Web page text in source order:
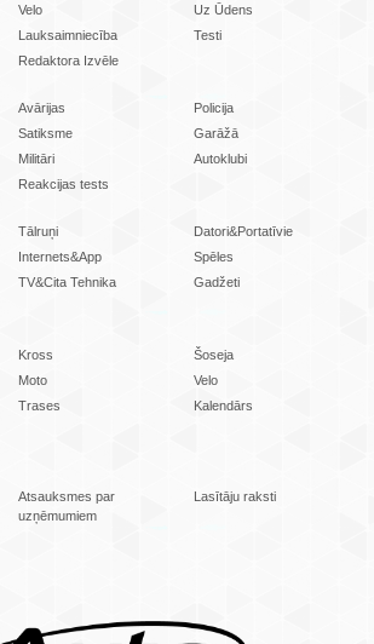
Velo
Uz Ūdens
Lauksaimniecība
Testi
Redaktora Izvēle
Avārijas
Policija
Satiksme
Garāžā
Militāri
Autoklubi
Reakcijas tests
Tālruņi
Datori&Portatīvie
Internets&App
Spēles
TV&Cita Tehnika
Gadžeti
Kross
Šoseja
Moto
Velo
Trases Kalendārs
Atsauksmes par
uzņēmumiem
Lasītāju raksti